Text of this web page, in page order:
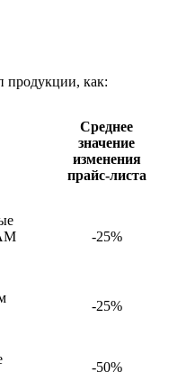
продукции, как:
Среднее
значение
изменения
прайс-листа
-25%
-25%
-50%